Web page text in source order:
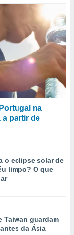
na
a partir de
o eclipse solar de
limpo? O que
Taiwan guardam
da Ásia